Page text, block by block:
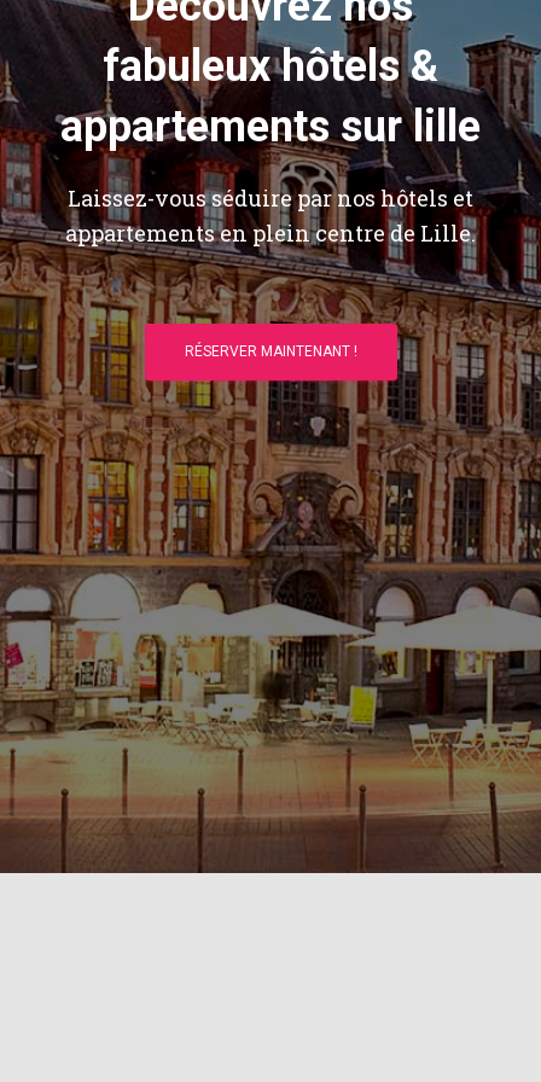
fabuleux hôtels &
appartements sur lille
Laissez-vous séduire par nos hôtels et
appartements en plein centre de Lille.
RÉSERVER MAINTENANT !